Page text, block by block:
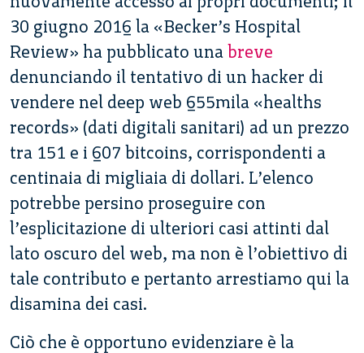
30 giugno 2016 la «Becker’s Hospital
Review» ha pubblicato una breve
denunciando il tentativo di un hacker di
vendere nel deep web 655mila «healths
records» (dati digitali sanitari) ad un prezzo
tra 151 e i 607 bitcoins, corrispondenti a
centinaia di migliaia di dollari. L’elenco
potrebbe persino proseguire con
l’esplicitazione di ulteriori casi attinti dal
lato oscuro del web, ma non è l’obiettivo di
tale contributo e pertanto arrestiamo qui la
disamina dei casi.
Ciò che è opportuno evidenziare è la